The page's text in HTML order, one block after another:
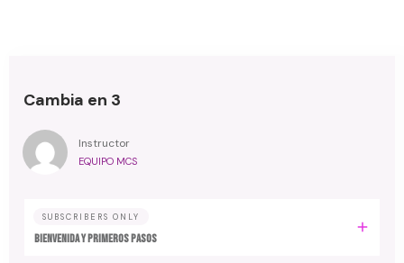
Cambia en 3
Instructor
EQUIPO MCS
SUBSCRIBERS ONLY
Bienvenida y primeros pasos